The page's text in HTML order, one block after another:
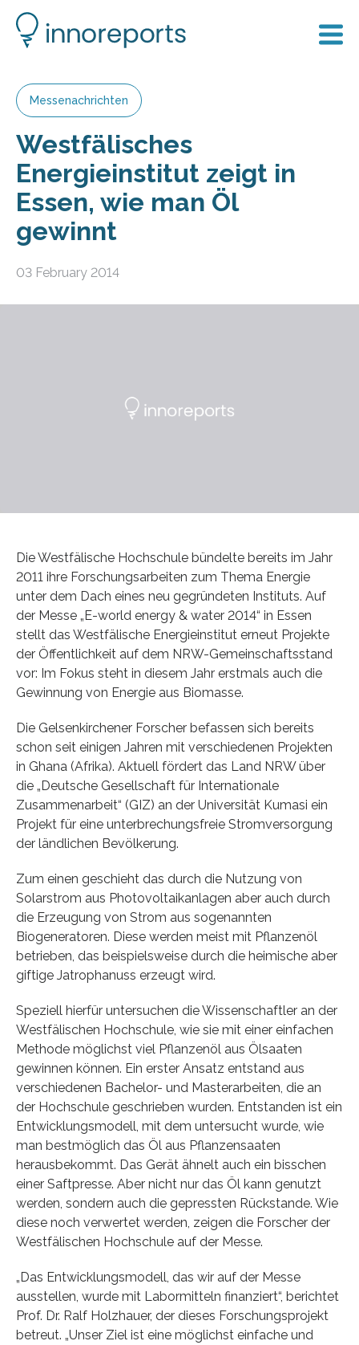
Messenachrichten
Westfälisches
Energieinstitut zeigt in
Essen, wie man Öl
gewinnt
03 February 2014
Die Westfälische Hochschule bündelte bereits im Jahr
2011 ihre Forschungsarbeiten zum Thema Energie
unter dem Dach eines neu gegründeten Instituts. Auf
der Messe „E-world energy & water 2014“ in Essen
stellt das Westfälische Energieinstitut erneut Projekte
der Öffentlichkeit auf dem NRW-Gemeinschaftsstand
vor: Im Fokus steht in diesem Jahr erstmals auch die
Gewinnung von Energie aus Biomasse.
Die Gelsenkirchener Forscher befassen sich bereits
schon seit einigen Jahren mit verschiedenen Projekten
in Ghana (Afrika). Aktuell fördert das Land NRW über
die „Deutsche Gesellschaft für Internationale
Zusammenarbeit“ (GIZ) an der Universität Kumasi ein
Projekt für eine unterbrechungsfreie Stromversorgung
der ländlichen Bevölkerung.
Zum einen geschieht das durch die Nutzung von
Solarstrom aus Photovoltaikanlagen aber auch durch
die Erzeugung von Strom aus sogenannten
Biogeneratoren. Diese werden meist mit Pflanzenöl
betrieben, das beispielsweise durch die heimische aber
giftige Jatrophanuss erzeugt wird.
Speziell hierfür untersuchen die Wissenschaftler an der
Westfälischen Hochschule, wie sie mit einer einfachen
Methode möglichst viel Pflanzenöl aus Ölsaaten
gewinnen können. Ein erster Ansatz entstand aus
verschiedenen Bachelor- und Masterarbeiten, die an
der Hochschule geschrieben wurden. Entstanden ist ein
Entwicklungsmodell, mit dem untersucht wurde, wie
man bestmöglich das Öl aus Pflanzensaaten
herausbekommt. Das Gerät ähnelt auch ein bisschen
einer Saftpresse. Aber nicht nur das Öl kann genutzt
werden, sondern auch die gepressten Rückstande. Wie
diese noch verwertet werden, zeigen die Forscher der
Westfälischen Hochschule auf der Messe.
„Das Entwicklungsmodell, das wir auf der Messe
ausstellen, wurde mit Labormitteln finanziert“, berichtet
Prof. Dr. Ralf Holzhauer, der dieses Forschungsprojekt
betreut. „Unser Ziel ist eine möglichst einfache und